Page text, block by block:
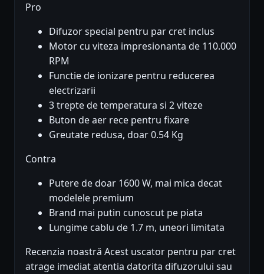
Pro
Difuzor special pentru par cret inclus
Motor cu viteza impresionanta de 110.000
RPM
Functie de ionizare pentru reducerea
electrizarii
3 trepte de temperatura si 2 viteze
Buton de aer rece pentru fixare
Greutate redusa, doar 0.54 Kg
Contra
Putere de doar 1600 W, mai mica decat
modelele premium
Brand mai putin cunoscut pe piata
Lungime cablu de 1.7 m, uneori limitata
Recenzia noastră Acest uscator pentru par cret
atrage imediat atentia datorita difuzorului sau